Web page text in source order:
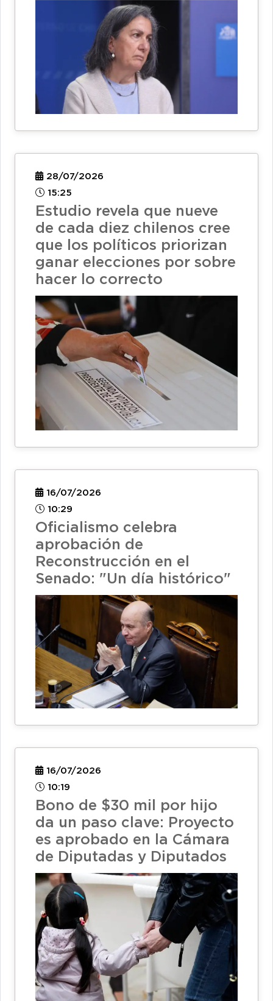
28/07/2026
15:25
Estudio revela que nueve
de cada diez chilenos cree
que los políticos priorizan
ganar elecciones por sobre
hacer lo correcto
16/07/2026
10:29
Oficialismo celebra
aprobación de
Reconstrucción en el
Senado: "Un día histórico"
16/07/2026
10:19
Bono de $30 mil por hijo
da un paso clave: Proyecto
es aprobado en la Cámara
de Diputadas y Diputados